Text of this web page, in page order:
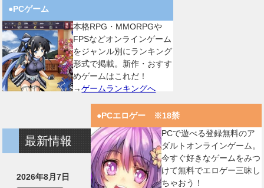
●PCゲーム
本格RPG・MMORPGや
FPSなどオンラインゲーム
をジャンル別にランキング
形式で掲載。新作・おすす
めゲームはこれだ！
→ゲームランキングへ
●PCエロゲー ※18禁
PCで遊べる登録無料のア
ダルトオンラインゲーム。
今すぐ好きなゲームをみつ
けて無料でエロゲー三昧し
ちゃおう！
最新情報
2026年8月7日